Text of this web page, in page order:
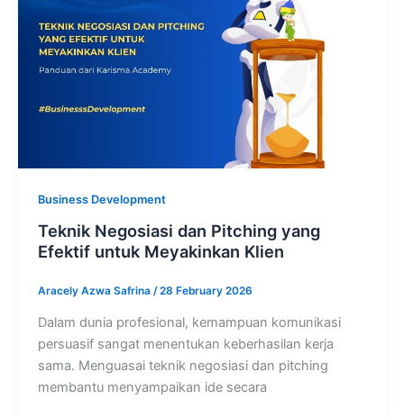
Business Development
Teknik Negosiasi dan Pitching yang
Efektif untuk Meyakinkan Klien
Aracely Azwa Safrina /28 February 2026
Dalam dunia profesional, kemampuan komunikasi
persuasif sangat menentukan keberhasilan kerja
sama. Menguasai teknik negosiasi dan pitching
membantu menyampaikan ide secara